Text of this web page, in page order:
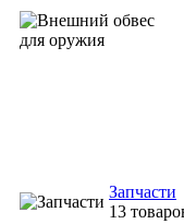
Запчасти
13